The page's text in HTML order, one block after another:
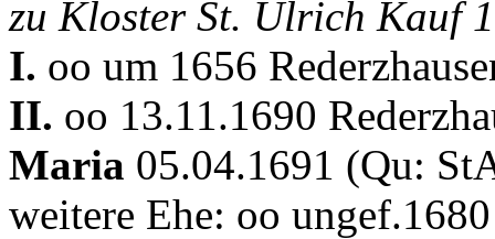
zu Kloster St. Ulrich Kauf
I. oo um 1656
II. oo 13.11.1690
Maria 05.04.1691 (Qu:
weitere Ehe: oo